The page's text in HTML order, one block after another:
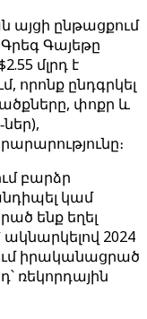
ընթացքում
Գայեթը
մլրդ է
որոնք ընդգրկել
փոքր և
բարձր
կամ
ենք եղել
2024
իրականացրած
ռեկորդային